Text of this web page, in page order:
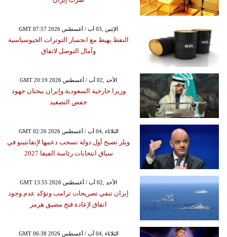
GMT 07:57 2026 الإثنين ,03 آب / أغسطس
النفط يهبط مع انحسار التوترات الجيوسياسية
وآمال التوصل لاتفاق
GMT 20:19 2026 الأحد ,02 آب / أغسطس
وزيرا خارجية السعودية وإيران يبحثان جهود
خفض التصعيد
GMT 02:26 2026 الثلاثاء ,04 آب / أغسطس
ويلز تصبح أول دولة تسحب دعمها لإنفانتينو في
سباق انتخابات رئاسة الفيفا 2027
GMT 13:55 2026 الأحد ,02 آب / أغسطس
إيران تنفي تصريحات ترامب وتؤكد عدم وجود
اتفاق لإعادة فتح مضيق هرمز
GMT 06:38 2026 الثلاثاء ,04 آب / أغسطس